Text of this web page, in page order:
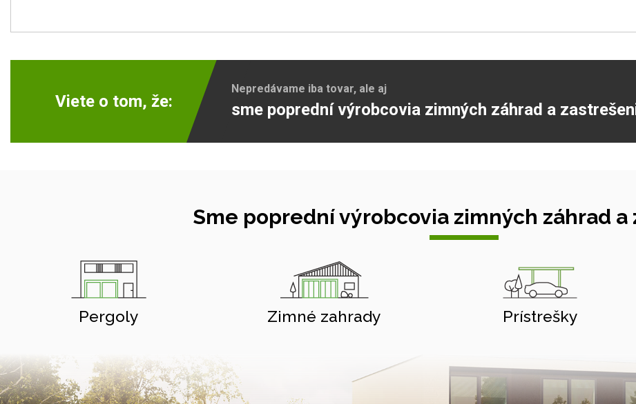
Viete o tom, že:
Nepredávame iba tovar, ale aj
sme poprední výrobcovia zimných záhrad a
Sme poprední výrobcovia zimných záhrad a
Pergoly Zimné zahrady Prístrešky